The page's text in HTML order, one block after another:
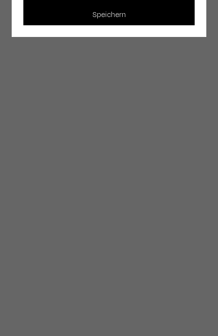
und Inhalte oder Anzeigen- und
Speichern